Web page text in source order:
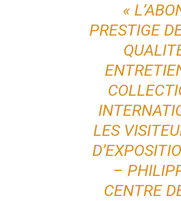
«
PRESTIGE
LES
–
CENTRE